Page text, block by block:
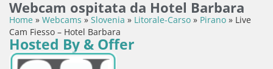
Webcam ospitata da Hotel Barbara
Home » Webcams » Slovenia » Litorale-Carso » Pirano » Live
Cam Fiesso – Hotel Barbara
Hosted By & Offer